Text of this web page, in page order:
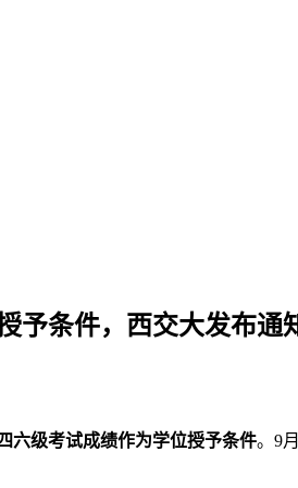
予条件，西交大发布通
六级考试成绩作为学位授予条件。9